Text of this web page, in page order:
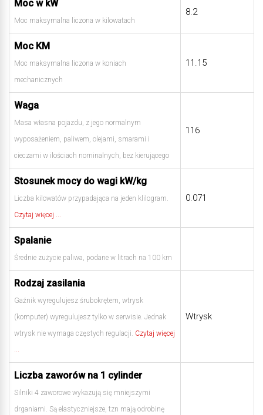
Moc w kW
Moc maksymalna liczona w kilowatach
8.2
Moc KM
Moc maksymalna liczona w koniach
mechanicznych
11.15
Waga
Masa własna pojazdu, z jego normalnym
wyposażeniem, paliwem, olejami, smarami i
cieczami w ilościach nominalnych, bez kierującego
116
Stosunek mocy do wagi kW/kg
Liczba kilowatów przypadająca na jeden klilogram.
Czytaj więcej ...
0.071
Spalanie
Średnie zużycie paliwa, podane w litrach na 100 km
Rodzaj zasilania
Gaźnik wyregulujesz śrubokrętem, wtrysk
(komputer) wyregulujesz tylko w serwisie. Jednak
wtrysk nie wymaga częstych regulacji. Czytaj więcej
...
Wtrysk
Liczba zaworów na 1 cylinder
Silniki 4 zaworowe wykazują się mniejszymi
drganiami. Są elastyczniejsze, tzn mają odrobinę